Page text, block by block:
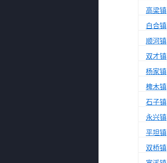
高梁镇
白合镇
顺河镇
双才镇
杨家镇
椑木镇
石子镇
永兴镇
平坦镇
双桥镇